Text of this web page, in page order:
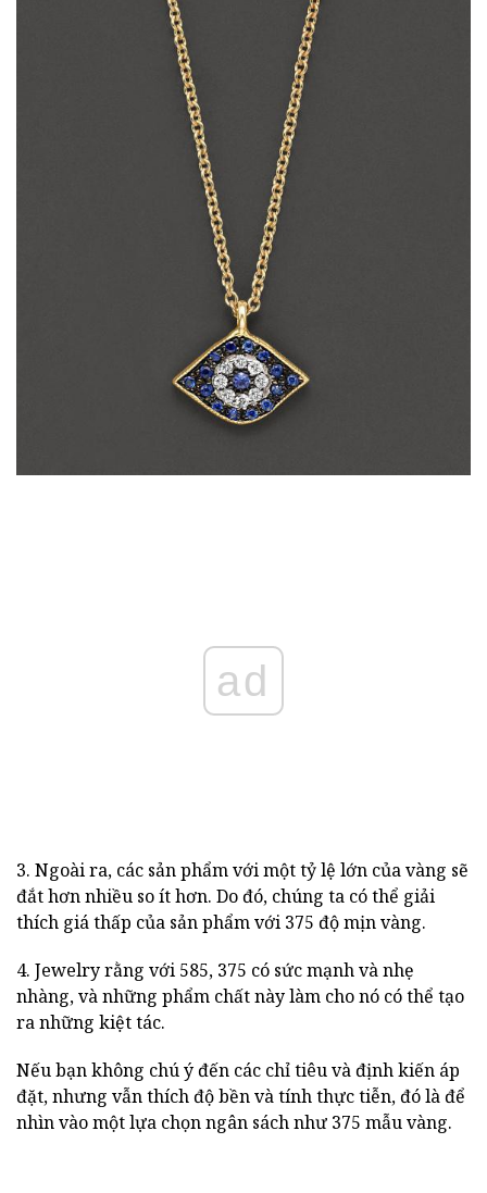
ad
3. Ngoài ra, các sản phẩm với một tỷ lệ lớn của vàng sẽ
đắt hơn nhiều so ít hơn. Do đó, chúng ta có thể giải
thích giá thấp của sản phẩm với 375 độ mịn vàng.
4. Jewelry rằng với 585, 375 có sức mạnh và nhẹ
nhàng, và những phẩm chất này làm cho nó có thể tạo
ra những kiệt tác.
Nếu bạn không chú ý đến các chỉ tiêu và định kiến áp
đặt, nhưng vẫn thích độ bền và tính thực tiễn, đó là để
nhìn vào một lựa chọn ngân sách như 375 mẫu vàng.